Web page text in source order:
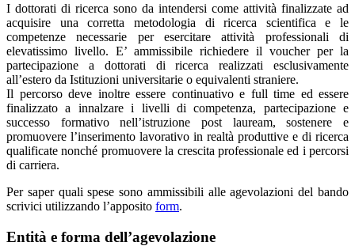
I dottorati di ricerca sono da intendersi come attività finalizzate ad
acquisire una corretta metodologia di ricerca scientifica e le
competenze necessarie per esercitare attività professionali di
elevatissimo livello. E’ ammissibile richiedere il voucher per la
partecipazione a dottorati di ricerca realizzati esclusivamente
all’estero da Istituzioni universitarie o equivalenti straniere.
Il percorso deve inoltre essere continuativo e full time ed essere
finalizzato a innalzare i livelli di competenza, partecipazione e
successo formativo nell’istruzione post lauream, sostenere e
promuovere l’inserimento lavorativo in realtà produttive e di ricerca
qualificate nonché promuovere la crescita professionale ed i percorsi
di carriera.
Per saper quali spese sono ammissibili alle agevolazioni del bando
scrivici utilizzando l’apposito form.
Entità e forma dell’agevolazione